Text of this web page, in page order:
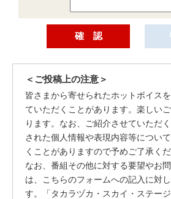
＜ご投稿上の注意＞
皆さまから寄せられたホットボイス
ていただくことがあります。楽しい
ります。なお、ご紹介させていただ
された個人情報や表現内容等につい
くことがありますので予めご了承くだ
なお、番組その他に対する要望やお
は、こちらのフォームへの記入に対
す。「タカラヅカ・スカイ・ステー